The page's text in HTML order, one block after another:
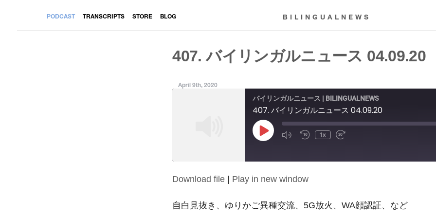
PODCAST TRANSCRIPTS STORE BLOG BILINGUALNEWS
407. バイリンガルニュース 04.09.20
April 9th, 2020
バイリンガルニュース | BILINGUALNEWS
407. バイリンガルニュース 04.09.20
Play
Episode
1x
SHARE
LINK
Download file | Play in new window
自白見抜き、ゆりかご異種交流、5G放火、WA顔認証、など